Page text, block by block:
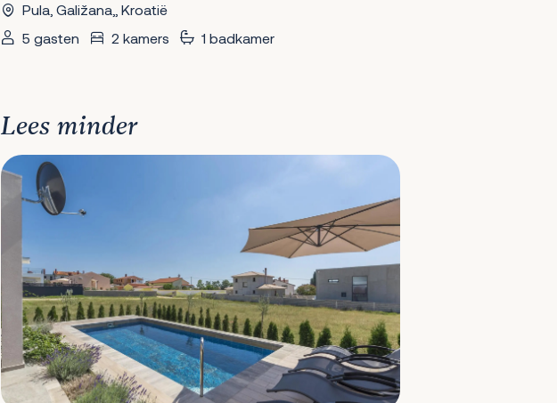
Pula, Galižana,, Kroatië
5 gasten
2 kamers 1 badkamer
Lees minder